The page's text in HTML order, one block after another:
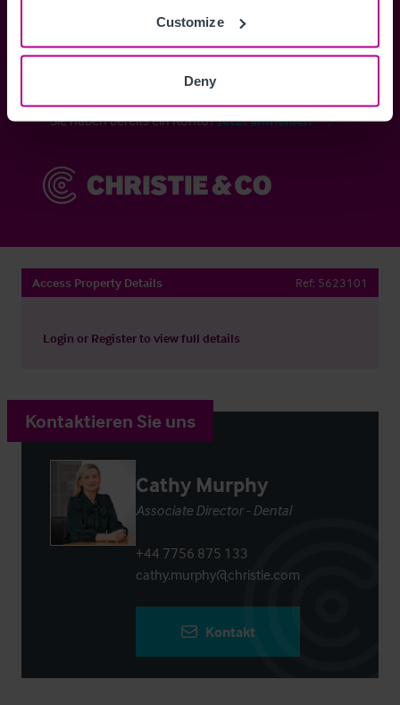
Customize
Deny
Sie haben bereits ein Konto? Jetzt anmelden
Access Property Details Ref: 5623101
Login or Registerto view full details
Kontaktieren Sie uns
Cathy Murphy
Associate Director - Dental
+44 7756 875 133
cathy.murphy@christie.com
Kontakt